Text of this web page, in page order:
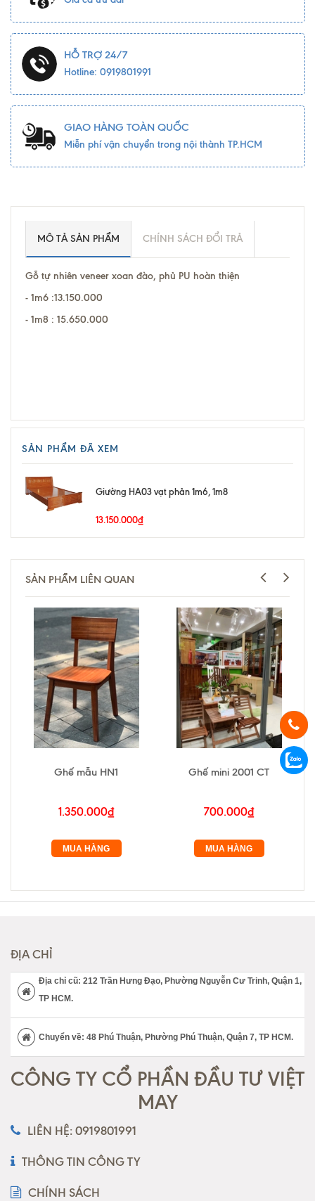
HỖ TRỢ 24/7
Hotline: 0919801991
GIAO HÀNG TOÀN QUỐC
Miễn phí vận chuyển trong nội thành TP.HCM
MÔ TẢ SẢN PHẨM CHÍNH SÁCH ĐỔI TRẢ
Gỗ tự nhiên veneer xoan đào, phủ PU hoàn thiện
- 1m6 :13.150.000
- 1m8 : 15.650.000
SẢN PHẨM ĐÃ XEM
Giường HA03 vạt phản 1m6, 1m8
13.150.000₫
SẢN PHẨM LIÊN QUAN
Ghế mẫu HN1
1.350.000₫
MUA HÀNG
Ghế mini 2001 CT
700.000₫
MUA HÀNG
ĐỊA CHỈ
Địa chỉ cũ: 212 Trần Hưng Đạo, Phường Nguyễn Cư Trinh, Quận 1,
TP HCM.
Chuyển về: 48 Phú Thuận, Phường Phú Thuận, Quận 7, TP HCM.
CÔNG TY CỔ PHẦN ĐẦU TƯ VIỆT
MAY
LIÊN HỆ: 0919801991
THÔNG TIN CÔNG TY
CHÍNH SÁCH